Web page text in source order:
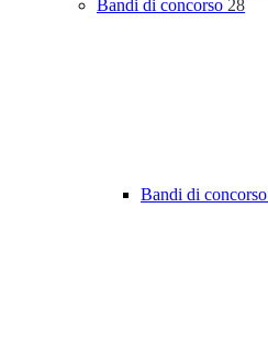
Bandi di concorso 28
Bandi di concorso